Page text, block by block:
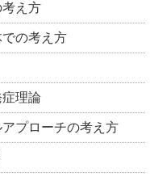
え方
の考え方
理論
プローチの考え方